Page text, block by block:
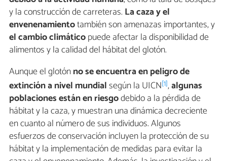
y la construcción de carreteras. La caza y el
envenenamientotambién son amenazas importantes, y
el cambio climáticopuede afectar la disponibilidad de
alimentos y la calidad del hábitat del glotón.
Aunque el glotónno se encuentra en peligro de
extinción a nivel mundialsegún la UICN[1],algunas
poblaciones están en riesgodebido a la pérdida de
hábitat y la caza, y muestran una dinámica decreciente
en cuanto al número de sus individuos. Algunos
esfuerzos de conservación incluyen la protección de su
hábitat y la implementación de medidas para evitar la